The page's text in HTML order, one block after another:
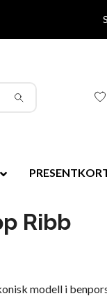
Ribb
modell i